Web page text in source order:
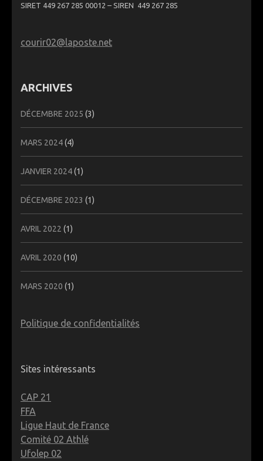
SIRET 449 267 285 00012 – SIREN 449 267 285
courir02@laposte.net
ARCHIVES
DÉCEMBRE 2025 (3)
MARS 2024(4)
JANVIER 2024(1)
DÉCEMBRE 2023 (1)
AVRIL 2022 (1)
AVRIL 2020 (10)
MARS 2020 (1)
Politique de confidentialités
Sites intéressants
CAP 21
FFA
Ligue Haut de France
Comité 02 Athlé
Ufolep 02